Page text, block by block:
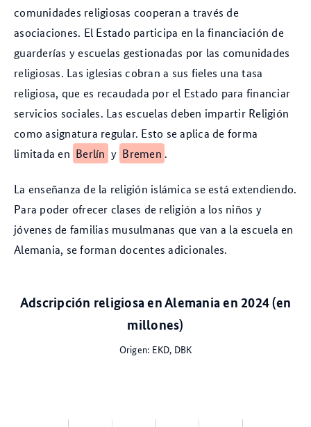
comunidades religiosas cooperan a través de
asociaciones. El Estado participa en la financiación de
guarderías y escuelas gestionadas por las comunidades
religiosas. Las iglesias cobran a sus fieles una tasa
religiosa, que es recaudada por el Estado para financiar
servicios sociales. Las escuelas deben impartir Religión
como asignatura regular. Esto se aplica de forma
limitada en Berlín y Bremen .
La enseñanza de la religión islámica se está extendiendo.
Para poder ofrecer clases de religión a los niños y
jóvenes de familias musulmanas que van a la escuela en
Alemania, se forman docentes adicionales.
Adscripción religiosa en Alemania en 2024 (en
millones)
Origen: EKD, DBK